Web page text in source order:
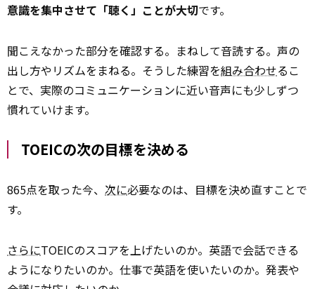
意識を集中させて「聴く」ことが大切です。
聞こえなかった部分を確認する。まねして音読する。声の
出し方やリズムをまねる。そうした練習を組み合わせるこ
とで、実際のコミュニケーションに近い音声にも少しずつ
慣れていけます。
TOEICの次の目標を決める
865点を取った今、 次に必要なのは、目標を決め直すことで
す。
さらにTOEICのスコアを上げたいのか。英語で会話できる
ようになりたいのか。仕事で英語を使いたいのか。発表や